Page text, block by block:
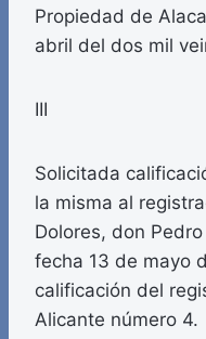
Propiedad de
abril del dos mil
III
Solicitada
la misma al
Dolores, don
fecha 13 de mayo
calificación del
Alicante número 4.